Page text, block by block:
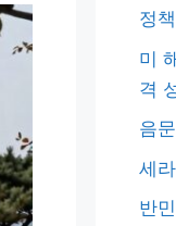
정책
미
격
음
세
반